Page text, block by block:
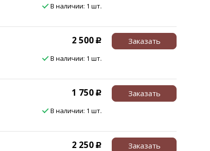
В наличии: 1 шт.
2 500 Р
В наличии: 1 шт.
Заказать
1 750 Р
В наличии: 1 шт.
Заказать
2 250 Р Заказать